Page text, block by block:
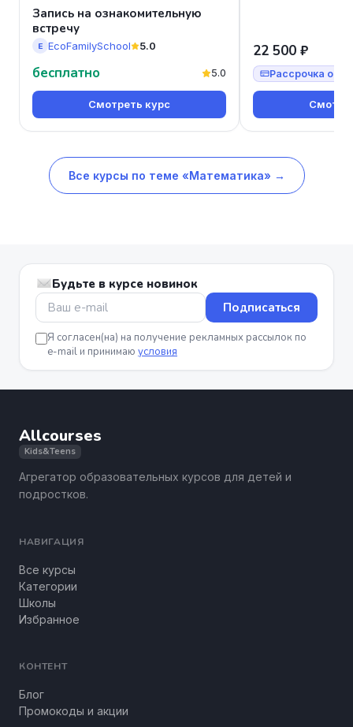
Запись на ознакомительную
встречу
E EcoFamilySchool 5.0
бесплатно 5.0
Смотреть курс
22 500 ₽
Рассрочка от
Все курсы по теме «Математика» →
Будьте в курсе новинок
Подписаться
Я согласен(на) на получение рекламных рассылок по
e-mail и принимаю условия
Allcourses
Kids&Teens
Агрегатор образовательных курсов для детей и
подростков.
НАВИГАЦИЯ
Все курсы
Категории
Школы
Избранное
КОНТЕНТ
Блог
Промокоды и акции